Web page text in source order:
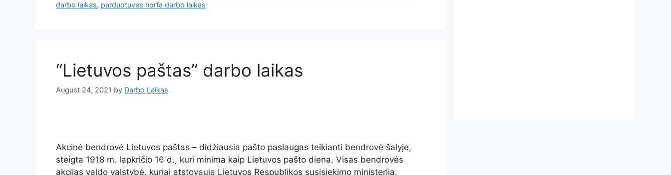
darbo laikas, parduotuves norfa darbo laikas
“Lietuvos paštas” darbo laikas
August 24, 2021 by Darbo Laikas
Akcinė bendrovė Lietuvos paštas – didžiausia pašto paslaugas teikianti bendrovė šalyje,
steigta 1918 m. lapkričio 16 d., kuri minima kaip Lietuvos pašto diena. Visas bendrovės
akcijas valdo valstybė, kuriai atstovauja Lietuvos Respublikos susisiekimo ministerija.